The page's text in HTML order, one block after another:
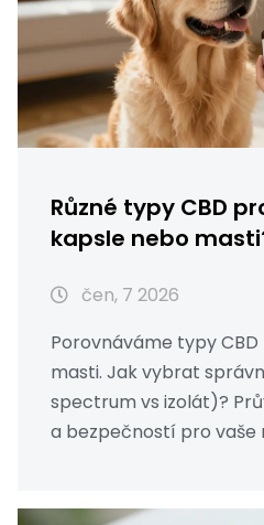
Různé typy CBD
kapsle nebo
čen, 7 2026
Porovnáváme typy CBD
masti. Jak vybrat
spectrum vs izolát)?
a bezpečností pro vaše